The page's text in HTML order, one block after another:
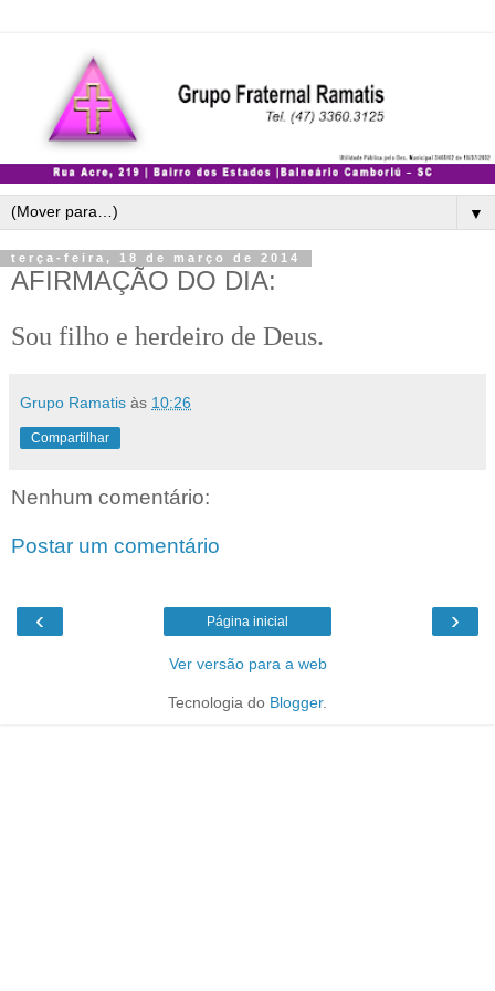
▼
terça-feira, 18 de março de 2014
AFIRMAÇÃO DO DIA:
Sou filho e herdeiro de Deus.
Grupo Ramatis às 10:26
Compartilhar
Nenhum comentário:
Postar um comentário
‹ ›
Página inicial
Ver versão para a web
Tecnologia do Blogger.